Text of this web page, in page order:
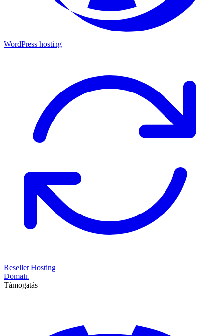
WordPress hosting
Reseller Hosting
Domain
Támogatás